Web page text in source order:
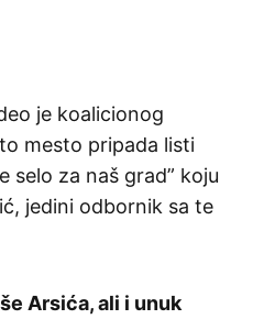
je koalicionog
mesto pripada listi
selo za naš grad” koju
jedini odbornik sa te
Arsića, ali i unuk